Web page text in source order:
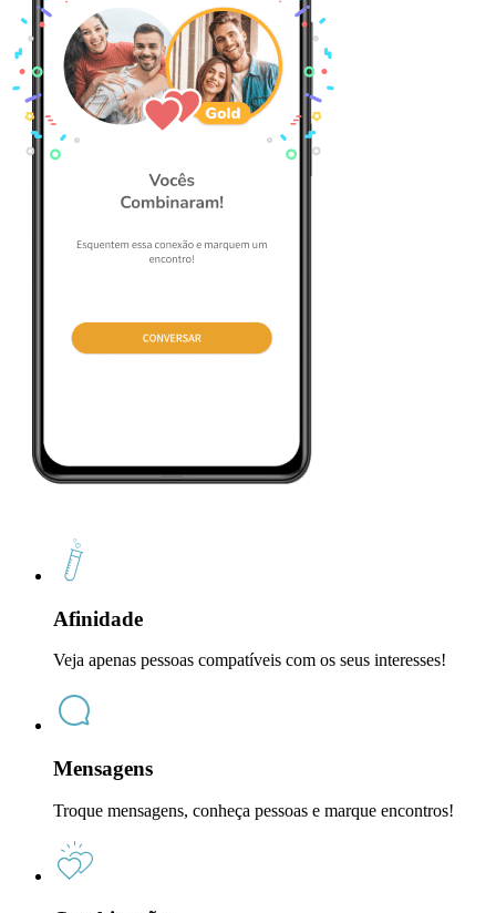
Afinidade
Veja apenas pessoas compatíveis com os seus interesses!
Mensagens
Troque mensagens, conheça pessoas e marque encontros!